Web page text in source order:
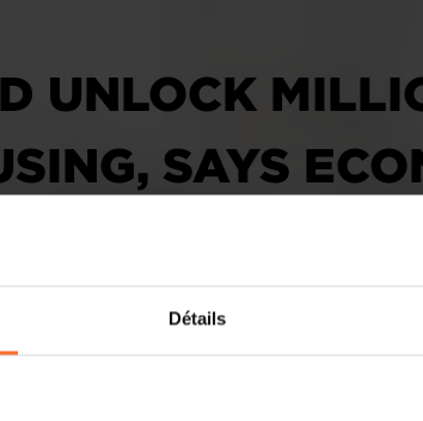
Détails
UNLOCK
SAYS